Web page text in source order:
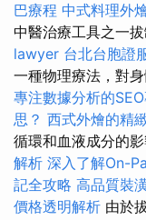
巴療程 中式料理外
中醫治療工具之一
lawyer 台北台胞證
一種物理療法，對
專注數據分析的
思？ 西式外燴的精
循環和血液成分的
解析 深入了解On-
記全攻略 高品質裝
價格透明解析 由於